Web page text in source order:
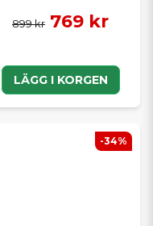
899 kr 769 kr
LÄGG I KORGEN
-34%